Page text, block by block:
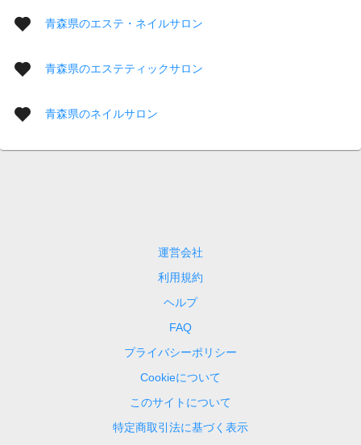
青森県のエステ・ネイルサロン
青森県のエステティックサロン
青森県のネイルサロン
運営会社
利用規約
ヘルプ
FAQ
プライバシーポリシー
Cookieについて
このサイトについて
特定商取引法に基づく表示